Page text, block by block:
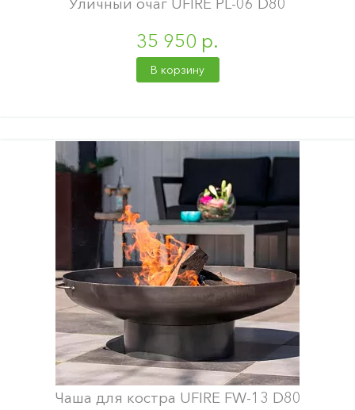
35 950 р.
В корзину
Чаша для костра UFIRE FW-13 D80